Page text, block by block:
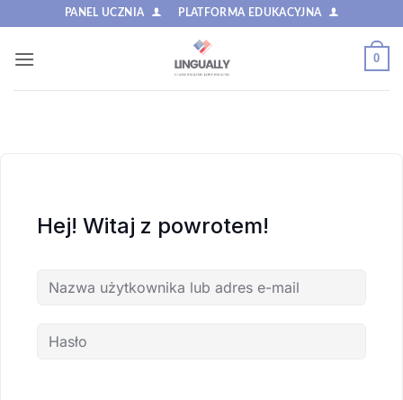
zawartości
PANEL UCZNIA PLATFORMA EDUKACYJNA
0
Hej! Witaj z powrotem!